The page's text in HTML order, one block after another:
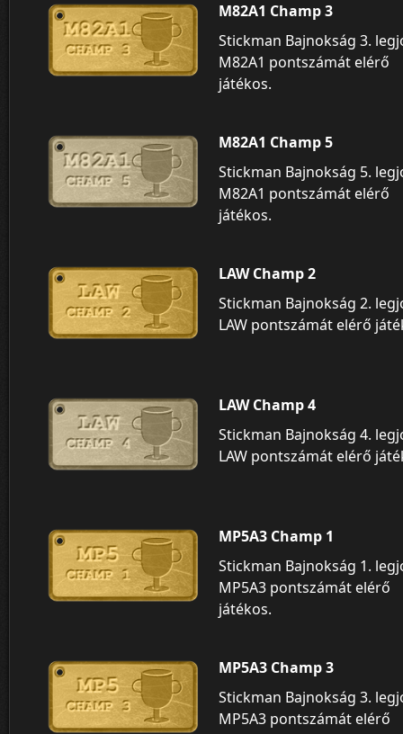
M82A1 Champ 3
Stickman Bajnokság 3.
M82A1 pontszámát elérő
játékos.
M82A1 Champ 5
Stickman Bajnokság 5.
M82A1 pontszámát elérő
játékos.
LAW Champ 2
Stickman Bajnokság 2.
LAW pontszámát elérő
LAW Champ 4
Stickman Bajnokság 4.
LAW pontszámát elérő
MP5A3 Champ 1
Stickman Bajnokság 1.
MP5A3 pontszámát elérő
játékos.
MP5A3 Champ 3
Stickman Bajnokság 3.
MP5A3 pontszámát elérő